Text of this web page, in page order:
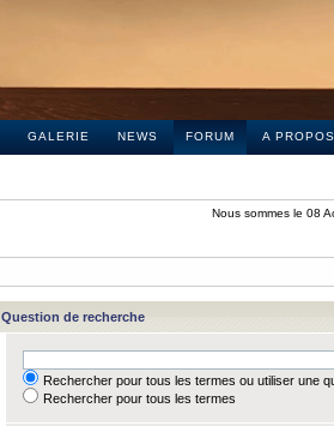
GALERIE NEWS FORUM A PROPOS
Nous sommes le 08
Question de recherche
Rechercher pour tous les termes ou utiliser une
Rechercher pour tous les termes